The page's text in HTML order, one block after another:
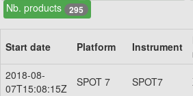
Nb. products 295
Start date Platform Instrument
2018-08-
07T15:08:15Z
SPOT 7 SPOT7